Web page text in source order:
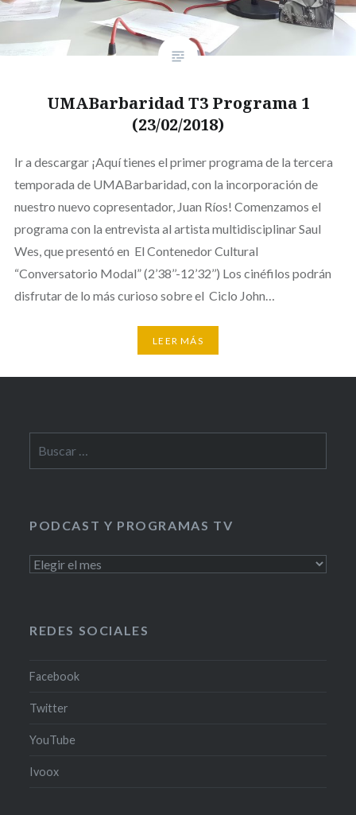
UMABarbaridad T3 Programa 1
(23/02/2018)
Ir a descargar ¡Aquí tienes el primer programa de la tercera
temporada de UMABarbaridad, con la incorporación de
nuestro nuevo copresentador, Juan Ríos! Comenzamos el
programa con la entrevista al artista multidisciplinar Saul
Wes, que presentó en El Contenedor Cultural
“Conversatorio Modal” (2’38’’-12’32’’) Los cinéfilos podrán
disfrutar de lo más curioso sobre el Ciclo John…
LEER MÁS
PODCAST Y PROGRAMAS TV
PODCAST
REDES SOCIALES
Facebook
Twitter
YouTube
Ivoox